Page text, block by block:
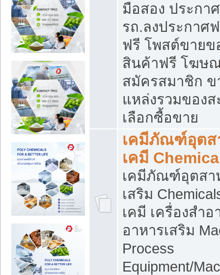
มือสอง ประกา
รถ.ลงประกาศ
ฟรี โพสต์ขาย
สินค้าฟรี โฆษ
สมัครสมาชิก ข
แหล่งรวมของ
เลือกซื้อขาย
เคมีภัณฑ์อุตส
เคมี
เคมีภัณฑ์อุตสา
เสริม
เคมี เครื่องสำ
อาหารเสริม
Process
Equipment/